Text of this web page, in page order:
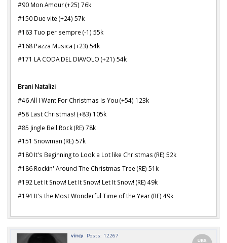
#90 Mon Amour (+25) 76k
#150 Due vite (+24) 57k
#163 Tuo per sempre (-1) 55k
#168 Pazza Musica (+23) 54k
#171 LA CODA DEL DIAVOLO (+21) 54k
Brani Natalizi
#46 All I Want For Christmas Is You (+54) 123k
#58 Last Christmas! (+83) 105k
#85 Jingle Bell Rock (RE) 78k
#151 Snowman (RE) 57k
#180 It's Beginning to Look a Lot like Christmas (RE) 52k
#186 Rockin' Around The Christmas Tree (RE) 51k
#192 Let It Snow! Let It Snow! Let It Snow! (RE) 49k
#194 It's the Most Wonderful Time of the Year (RE) 49k
vincy Posts: 12267